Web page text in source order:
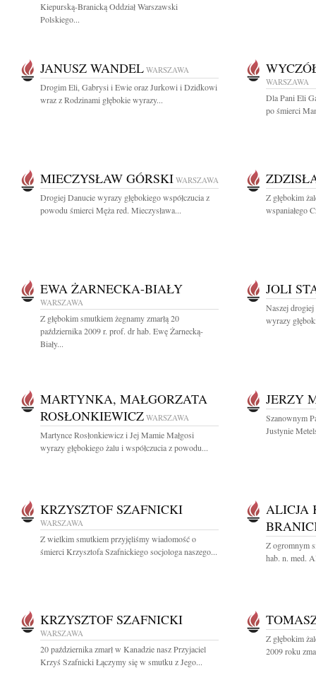
Kiepurską-Branicką Oddział Warszawski
Polskiego...
JANUSZ WANDEL WARSZAWA
Drogim Eli, Gabrysi i Ewie oraz Jurkowi i Dzidkowi
wraz z Rodzinami głębokie wyrazy...
WARSZAWA
Dla Pani Eli
po śmierci
MIECZYSŁAW GÓRSKI WARSZAWA
Drogiej Danucie wyrazy głębokiego współczucia z
powodu śmierci Męża red. Mieczysława...
Z głębokim
wspaniałego
EWA ŻARNECKA-BIAŁY
WARSZAWA
Z głębokim smutkiem żegnamy zmarłą 20
października 2009 r. prof. dr hab. Ewę Żarnecką-
Biały...
JOLI
Naszej drogiej
wyrazy
MARTYNKA, MAŁGORZATA
ROSŁONKIEWICZ WARSZAWA
Martynce Rosłonkiewicz i Jej Mamie Małgosi
wyrazy głębokiego żalu i współczucia z powodu...
JERZY
Szanownym
Justynie
KRZYSZTOF SZAFNICKI
WARSZAWA
Z wielkim smutkiem przyjęliśmy wiadomość o
śmierci Krzysztofa Szafnickiego socjologa naszego...
ALICJA
Z ogromnym
hab. n. med.
KRZYSZTOF SZAFNICKI
WARSZAWA
20 października zmarł w Kanadzie nasz Przyjaciel
Krzyś Szafnicki Łączymy się w smutku z Jego...
Z głębokim
2009 roku